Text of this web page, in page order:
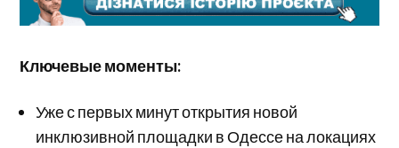
Ключевые моменты:
Уже с первых минут открытия новой
инклюзивной площадки в Одессе на локациях